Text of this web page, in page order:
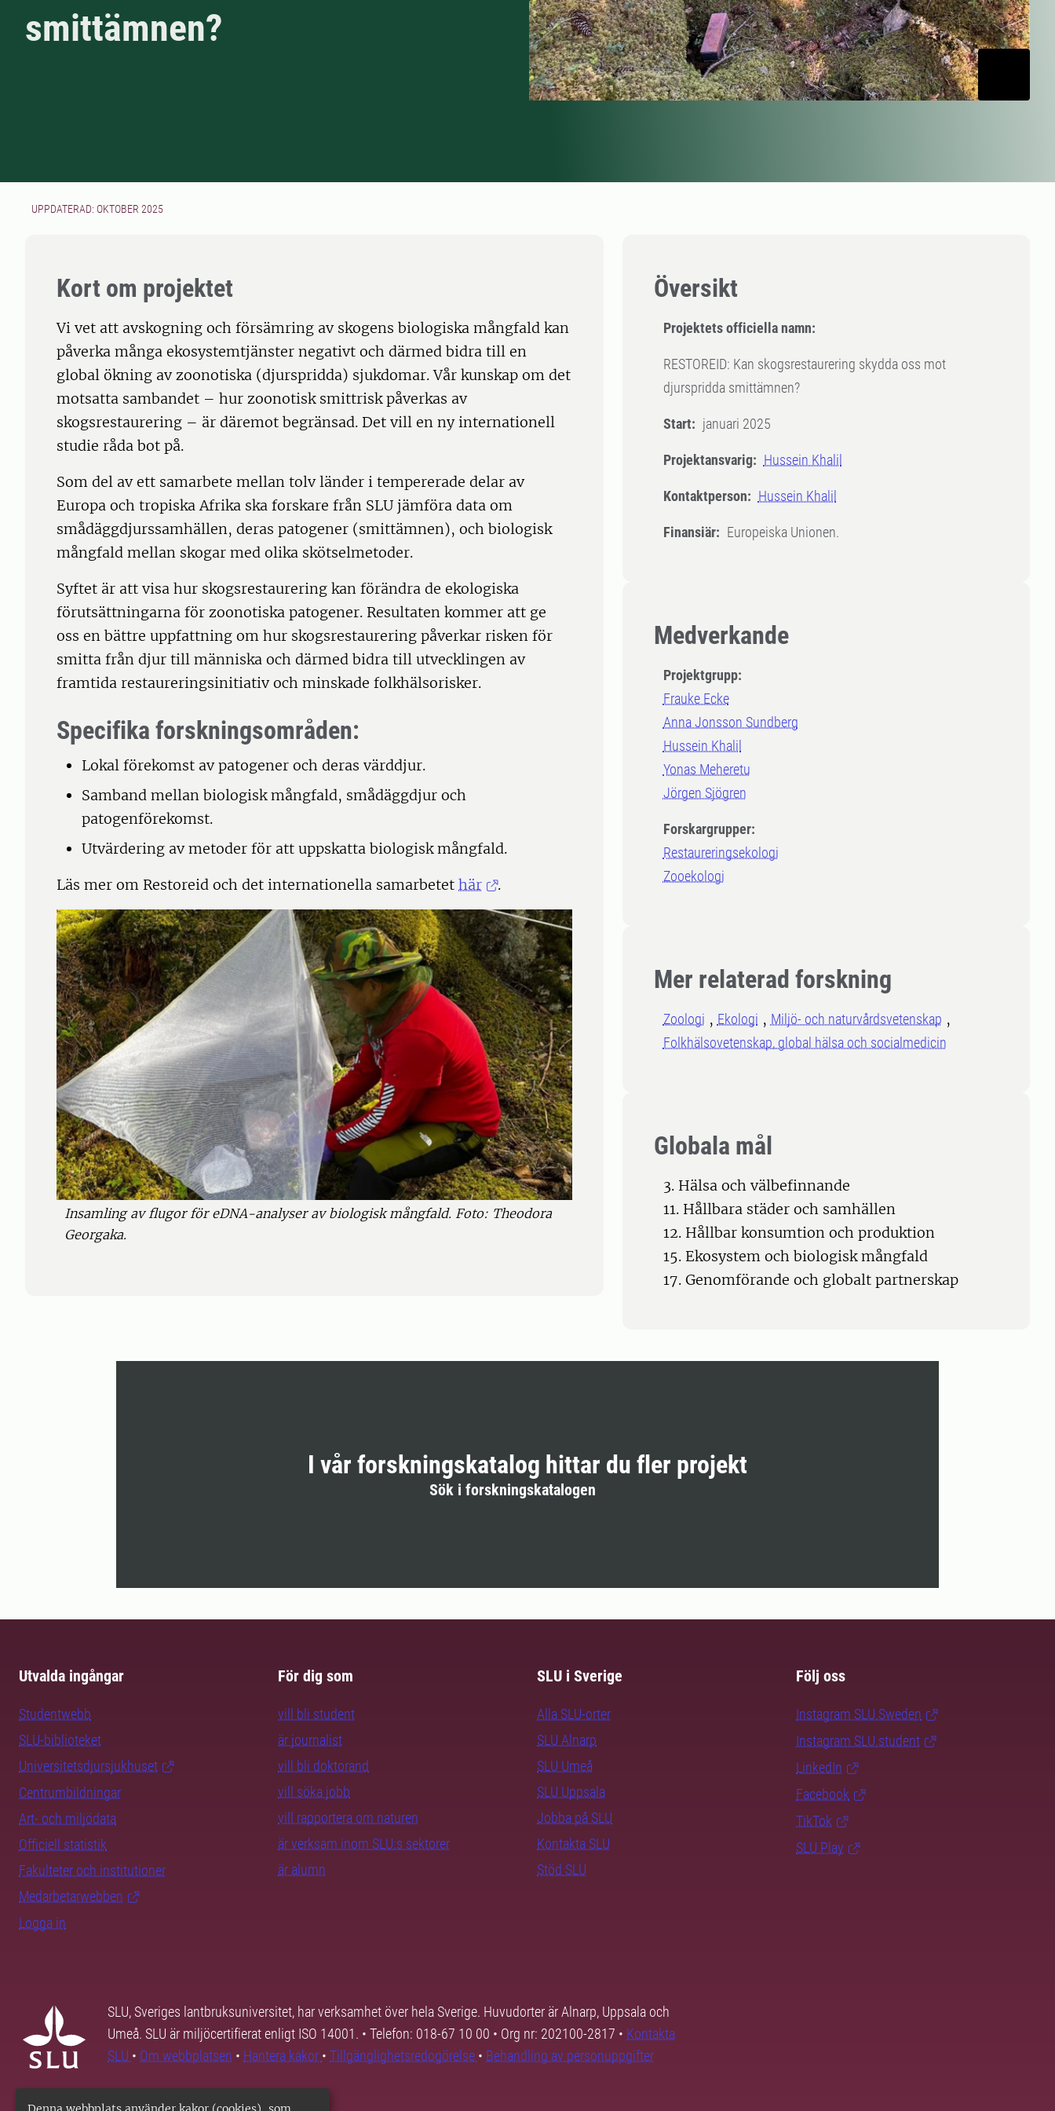
smittämnen?
UPPDATERAD: OKTOBER 2025
Översikt
Projektets officiella namn:
RESTOREID: Kan skogsrestaurering skydda oss mot
djurspridda smittämnen?
Start: januari 2025
Projektansvarig: Hussein Khalil
Kontaktperson: Hussein Khalil
Finansiär: Europeiska Unionen.
Medverkande
Projektgrupp:
Frauke Ecke
Anna Jonsson Sundberg
Hussein Khalil
Yonas Meheretu
Jörgen Sjögren
Forskargrupper:
Restaureringsekologi
Zooekologi
Mer relaterad forskning
Zoologi Ekologi
Miljö- och naturvårdsvetenskap
Folkhälsovetenskap, global hälsa och socialmedicin
Globala mål
3. Hälsa och välbefinnande
11. Hållbara städer och samhällen
12. Hållbar konsumtion och produktion
15. Ekosystem och biologisk mångfald
17. Genomförande och globalt partnerskap
Kort om projektet
Vi vet att avskogning och försämring av skogens biologiska mångfald kan
påverka många ekosystemtjänster negativt och därmed bidra till en
global ökning av zoonotiska (djurspridda) sjukdomar. Vår kunskap om det
motsatta sambandet – hur zoonotisk smittrisk påverkas av
skogsrestaurering – är däremot begränsad. Det vill en ny internationell
studie råda bot på.
Som del av ett samarbete mellan tolv länder i tempererade delar av
Europa och tropiska Afrika ska forskare från SLU jämföra data om
smådäggdjurssamhällen, deras patogener (smittämnen), och biologisk
mångfald mellan skogar med olika skötselmetoder.
Syftet är att visa hur skogsrestaurering kan förändra de ekologiska
förutsättningarna för zoonotiska patogener. Resultaten kommer att ge
oss en bättre uppfattning om hur skogsrestaurering påverkar risken för
smitta från djur till människa och därmed bidra till utvecklingen av
framtida restaureringsinitiativ och minskade folkhälsorisker.
Specifika forskningsområden:
Lokal förekomst av patogener och deras värddjur.
Samband mellan biologisk mångfald, smådäggdjur och
patogenförekomst.
Utvärdering av metoder för att uppskatta biologisk mångfald.
Läs mer om Restoreid och det internationella samarbetet här .
Insamling av flugor för eDNA-analyser av biologisk mångfald. Foto: Theodora
Georgaka.
I vår forskningskatalog hittar du fler projekt
Sök i forskningskatalogen
Utvalda ingångar
Studentwebb
SLU-biblioteket
Universitetsdjursjukhuset
Centrumbildningar
Art- och miljödata
Officiell statistik
Fakulteter och institutioner
Medarbetarwebben
Logga in
För dig som
vill bli student
är journalist
vill bli doktorand
vill söka jobb
vill rapportera om naturen
är verksam inom SLU:s sektorer
är alumn
SLU i Sverige
Alla SLU-orter
SLU Alnarp
SLU Umeå
SLU Uppsala
Jobba på SLU
Kontakta SLU
Stöd SLU
Följ oss
Instagram SLU.Sweden
Instagram SLU.student
LinkedIn
Facebook
TikTok
SLU Play
SLU, Sveriges lantbruksuniversitet, har verksamhet över hela Sverige. Huvudorter är Alnarp, Uppsala och
Umeå. SLU är miljöcertifierat enligt ISO 14001. • Telefon: 018-67 10 00 • Org nr: 202100-2817 • Kontakta
SLU • Om webbplatsen • Hantera kakor • Tillgänglighetsredogörelse • Behandling av personuppgifter